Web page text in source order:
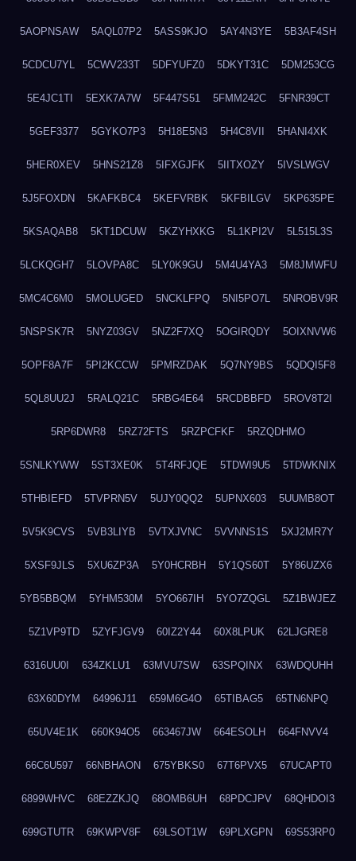
5AOPNSAW 5AQL07P2 5ASS9KJO 5AY4N3YE 5B3AF4SH
5CDCU7YL 5CWV233T 5DFYUFZ0 5DKYT31C 5DM253CG
5E4JC1TI 5EXK7A7W 5F447S51 5FMM242C 5FNR39CT
5GEF3377 5GYKO7P3 5H18E5N3 5H4C8VII 5HANI4XK
5HER0XEV 5HNS21Z8 5IFXGJFK 5IITXOZY 5IVSLWGV
5J5FOXDN 5KAFKBC4 5KEFVRBK 5KFBILGV 5KP635PE
5KSAQAB8 5KT1DCUW 5KZYHXKG 5L1KPI2V 5L515L3S
5LCKQGH7 5LOVPA8C 5LY0K9GU 5M4U4YA3 5M8JMWFU
5MC4C6M0 5MOLUGED 5NCKLFPQ 5NI5PO7L 5NROBV9R
5NSPSK7R 5NYZ03GV 5NZ2F7XQ 5OGIRQDY 5OIXNVW6
5OPF8A7F 5PI2KCCW 5PMRZDAK 5Q7NY9BS 5QDQI5F8
5QL8UU2J 5RALQ21C 5RBG4E64 5RCDBBFD 5ROV8T2I
5RP6DWR8 5RZ72FTS 5RZPCFKF 5RZQDHMO
5SNLKYWW 5ST3XE0K 5T4RFJQE 5TDWI9U5 5TDWKNIX
5THBIEFD 5TVPRN5V 5UJY0QQ2 5UPNX603 5UUMB8OT
5V5K9CVS 5VB3LIYB 5VTXJVNC 5VVNNS1S 5XJ2MR7Y
5XSF9JLS 5XU6ZP3A 5Y0HCRBH 5Y1QS60T 5Y86UZX6
5YB5BBQM 5YHM530M 5YO667IH 5YO7ZQGL 5Z1BWJEZ
5Z1VP9TD 5ZYFJGV9 60IZ2Y44 60X8LPUK 62LJGRE8
6316UU0I 634ZKLU1 63MVU7SW 63SPQINX 63WDQUHH
63X60DYM 64996J11 659M6G4O 65TIBAG5 65TN6NPQ
65UV4E1K 660K94O5 663467JW 664ESOLH 664FNVV4
66C6U597 66NBHAON 675YBKS0 67T6PVX5 67UCAPT0
6899WHVC 68EZZKJQ 68OMB6UH 68PDCJPV 68QHDOI3
699GTUTR 69KWPV8F 69LSOT1W 69PLXGPN 69S53RP0